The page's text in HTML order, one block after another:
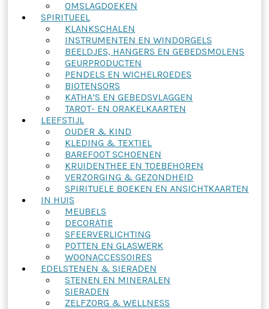
OMSLAGDOEKEN
SPIRITUEEL
KLANKSCHALEN
INSTRUMENTEN EN WINDORGELS
BEELDJES, HANGERS EN GEBEDSMOLENS
GEURPRODUCTEN
PENDELS EN WICHELROEDES
BIOTENSORS
KATHA’S EN GEBEDSVLAGGEN
TAROT- EN ORAKELKAARTEN
LEEFSTIJL
OUDER & KIND
KLEDING & TEXTIEL
BAREFOOT SCHOENEN
KRUIDENTHEE EN TOEBEHOREN
VERZORGING & GEZONDHEID
SPIRITUELE BOEKEN EN ANSICHTKAARTEN
IN HUIS
MEUBELS
DECORATIE
SFEERVERLICHTING
POTTEN EN GLASWERK
WOONACCESSOIRES
EDELSTENEN & SIERADEN
STENEN EN MINERALEN
SIERADEN
ZELFZORG & WELLNESS